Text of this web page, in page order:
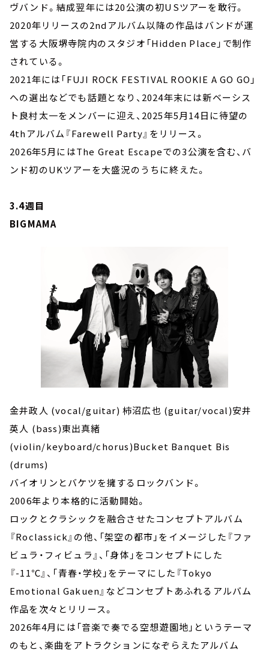
ヴバンド。結成翌年には20公演の初USツアーを敢行。
2020年リリースの2ndアルバム以降の作品はバンドが運
営する大阪堺寺院内のスタジオ「Hidden Place」で制作
されている。
2021年には「FUJI ROCK FESTIVAL ROOKIE A GO GO」
への選出などでも話題となり、2024年末には新ベーシス
ト良村太一をメンバーに迎え、2025年5月14日に待望の
4thアルバム『Farewell Party』をリリース。
2026年5月にはThe Great Escapeでの3公演を含む、バ
ンド初のUKツアーを大盛況のうちに終えた。
3.4週目
BIGMAMA
金井政人 (vocal/guitar) 柿沼広也 (guitar/vocal)安井
英人 (bass)東出真緒
(violin/keyboard/chorus)Bucket Banquet Bis
(drums)
バイオリンとバケツを擁するロックバンド。
2006年より本格的に活動開始。
ロックとクラシックを融合させたコンセプトアルバム
『Roclassick』の他、「架空の都市」をイメージした『ファ
ビュラ・フィビュラ』、「身体」をコンセプトにした
『-11℃』、「青春・学校」をテーマにした『Tokyo
Emotional Gakuen』などコンセプトあふれるアルバム
作品を次々とリリース。
2026年4月には「音楽で奏でる空想遊園地」というテーマ
のもと、楽曲をアトラクションになぞらえたアルバム